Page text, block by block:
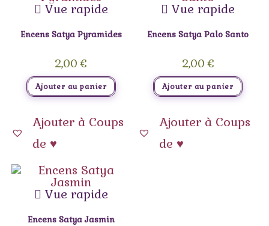
Vue rapide
Encens Satya Pyramides
2,00€
Ajouter au panier
Ajouter à Coups
de ♥
Vue rapide
Encens Satya Palo Santo
2,00€
Ajouter au panier
Ajouter à Coups
de ♥
Vue rapide
Encens Satya Jasmin